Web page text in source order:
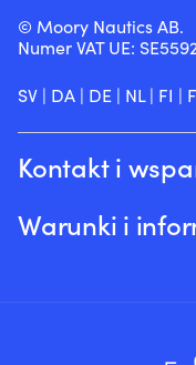
© Moory Nautics AB.
Numer VAT UE:
SV | DA | DE | NL| FI |
Kontakt i
Warunki i
Zwroty i